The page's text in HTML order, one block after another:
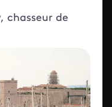
chasseur de